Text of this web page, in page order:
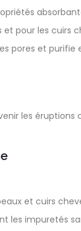
pour les cuirs
pores et purifie
les éruptions
et cuirs
les impuretés